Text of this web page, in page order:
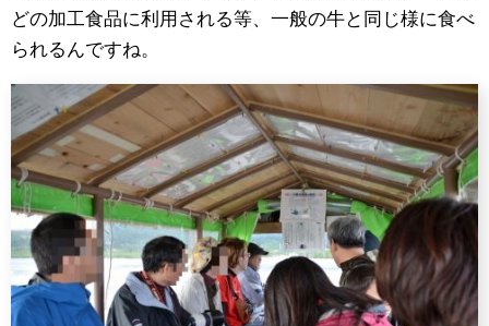
どの加工食品に利用される等、一般の牛と同じ様に食べ
られるんですね。